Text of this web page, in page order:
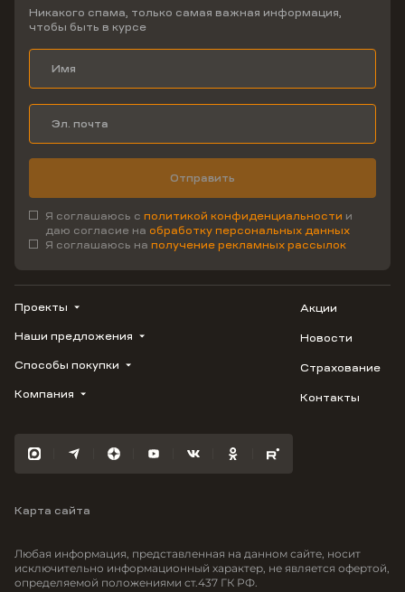
Никакого спама, только самая важная информация,
чтобы быть в курсе
Отправить
Я соглашаюсь с политикой конфиденциальности и
даю согласие на обработку персональных данных
Я соглашаюсь на получение рекламных рассылок
Проекты
ВЕРН
1799
Флора
Южане
Моретта
Наши предложения
Купить квартиру
Студию
3-комнатную
Способы покупки
Трейд-ин
100% оплата
Компания
Карьера
Акции
Новости
Страхование
Контакты
Карта сайта
Любая информация, представленная на данном сайте, носит
исключительно информационный характер, не является офертой,
определяемой положениями ст.437 ГК РФ.